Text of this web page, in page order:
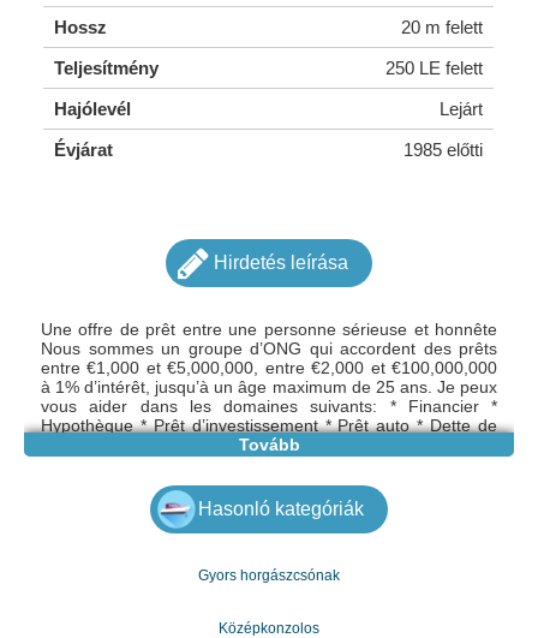
Hossz
20 m felett
Teljesítmény
250 LE felett
Hajólevél
Lejárt
Évjárat
1985 előtti
Hirdetés leírása
Une offre de prêt entre une personne sérieuse et honnête
Nous sommes un groupe d’ONG qui accordent des prêts
entre €1,000 et €5,000,000, entre €2,000 et €100,000,000
à 1% d’intérêt, jusqu’à un âge maximum de 25 ans. Je peux
vous aider dans les domaines suivants: * Financier *
Hypothèque * Prêt d’investissement * Prêt auto * Dette de
consolidation * Ligne de crédit * Deuxième hypothèque *
indiquez le montant souhaité. notre adresse e-mail:
vernaudonlaure@gmail.com Veuillez envoyer un message à
ceux qui en ont besoin
Tovább
Hasonló kategóriák
Gyors horgászcsónak
Középkonzolos